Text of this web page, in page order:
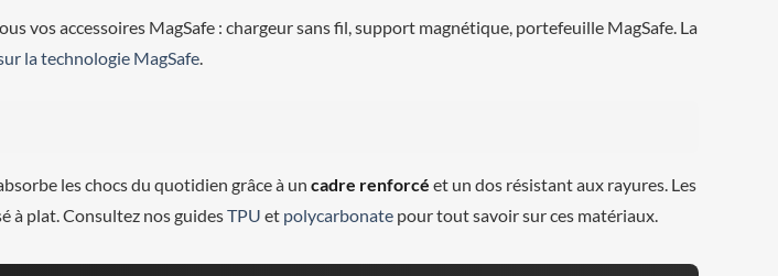
vos accessoires MagSafe : chargeur sans fil, support magnétique, portefeuille MagSafe. La
la technologie MagSafe.
les chocs du quotidien grâce à un cadre renforcé et un dos résistant aux rayures. Les
à plat. Consultez nos guidesTPU et polycarbonate pour tout savoir sur ces matériaux.